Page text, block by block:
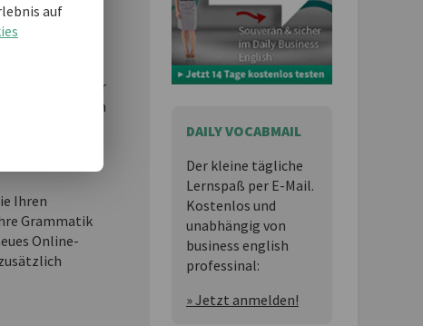
auf
DAILY VOCABMAIL
Der kleine tägliche
Lernspaß per E-Mail.
Kostenlos und
unabhängig von
business english
professinal:
» Jetzt anmelden!
Lernspaß für
English im
Ihren
Grammatik
Online-